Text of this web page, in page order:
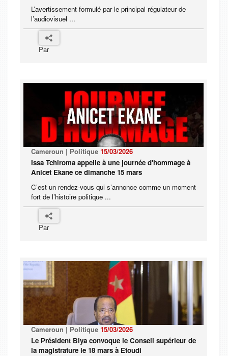
L’avertissement formulé par le principal régulateur de
l’audiovisuel ...
Par
Cameroun | Politique 15/03/2026
Issa Tchiroma appelle à une journée d'hommage à
Anicet Ekane ce dimanche 15 mars
C’est un rendez-vous qui s’annonce comme un moment
fort de l’histoire politique ...
Par
Cameroun | Politique 15/03/2026
Le Président Biya convoque le Conseil supérieur de
la magistrature le 18 mars à Etoudi